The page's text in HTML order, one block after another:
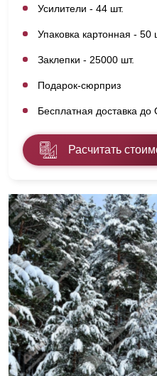
Усилители - 44 шт.
Упаковка картонная - 50
Заклепки - 25000 шт.
Подарок-сюрприз
Бесплатная доставка до
Расчитать